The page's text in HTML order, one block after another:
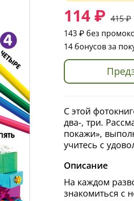
114 ₽ 415 ₽
143 ₽ без
14 бонусов за
С этой
два-, три.
покажи»,
учитесь с
Описание
На каждом
знакомиться с